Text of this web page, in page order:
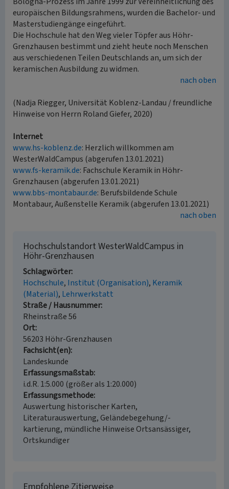
europäischen Bildungsrahmens, wurden die Bachelor- und
Masterstudiengänge eingeführt.
Die Hochschule hat den Weg vieler Töpfer aus Höhr-
Grenzhausen bestimmt und zieht heute noch Menschen
aus verschiedenen Teilen Deutschlands an, um sich der
keramischen Ausbildung zu widmen.
nach oben
(Nadja Riegger, Universität Koblenz-Landau / freundliche
Hinweise von Herrn Roland Giefer, 2020)
Internet
www.hs-koblenz.de: Herzlich willkommen am
WesterWaldCampus (abgerufen 13.01.2021)
www.fs-keramik.de: Fachschule Keramik in Höhr-
Grenzhausen (abgerufen 13.01.2021)
www.bbs-montabaur.de: Berufsbildende Schule
Montabaur, Außenstelle Keramik (abgerufen 13.01.2021)
nach oben
Hochschulstandort WesterWaldCampus in
Höhr-Grenzhausen
Schlagwörter
Hochschule Institut (Organisation) Keramik
(Material) Lehrwerkstatt
Straße / Hausnummer
Rheinstraße 56
Ort
56203 Höhr-Grenzhausen
Fachsicht(en)
Landeskunde
Erfassungsmaßstab
i.d.R. 1:5.000 (größer als 1:20.000)
Erfassungsmethode
Auswertung historischer Karten,
Literaturauswertung, Geländebegehung/-
kartierung, mündliche Hinweise Ortsansässiger,
Ortskundiger